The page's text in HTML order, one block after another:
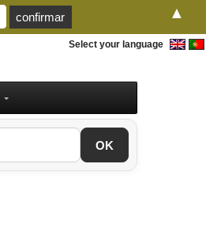
Select your language
OK
▲